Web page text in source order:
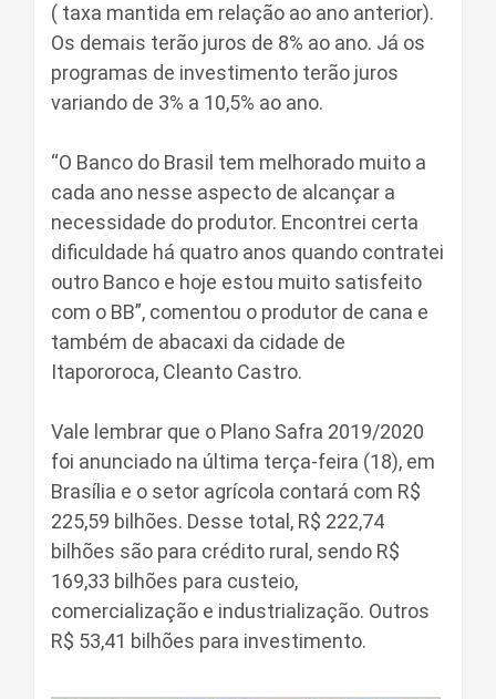
( taxa mantida em relação ao ano anterior).
Os demais terão juros de 8% ao ano. Já os
programas de investimento terão juros
variando de 3% a 10,5% ao ano.
“O Banco do Brasil tem melhorado muito a
cada ano nesse aspecto de alcançar a
necessidade do produtor. Encontrei certa
dificuldade há quatro anos quando contratei
outro Banco e hoje estou muito satisfeito
com o BB”, comentou o produtor de cana e
também de abacaxi da cidade de
Itapororoca, Cleanto Castro.
Vale lembrar que o Plano Safra 2019/2020
foi anunciado na última terça-feira (18), em
Brasília e o setor agrícola contará com R$
225,59 bilhões. Desse total, R$ 222,74
bilhões são para crédito rural, sendo R$
169,33 bilhões para custeio,
comercialização e industrialização. Outros
R$ 53,41 bilhões para investimento.